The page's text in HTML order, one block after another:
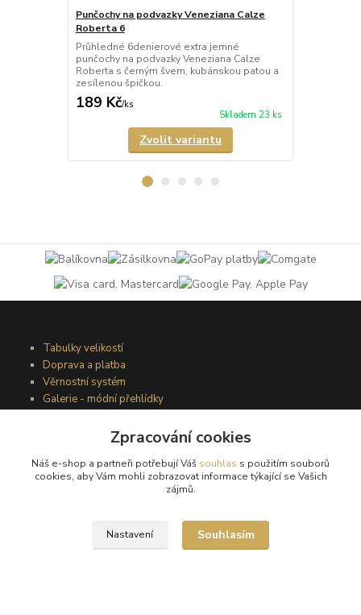
Punčochy na podvazky Veneziana Calze
Roberta 6
Průhledné 6denierové extra jemné
punčochy na podvazky Veneziana Calze
Roberta s černým švem, kubánskou patou a
zesílenou špičkou.
189 Kč/ks
Skladem 23 ks
Zvolit variantu
Tabulky velikostí
Doprava a platba
Věrnostní systém
Galerie - módní přehlídky
Obchodní podmínky
Zpracování cookies
Náš e-shop a partneři potřebují Váš souhlas s použitím souborů
cookies, aby Vám mohli zobrazovat informace týkající se Vašich
zájmů.
Nastavení Souhlasím